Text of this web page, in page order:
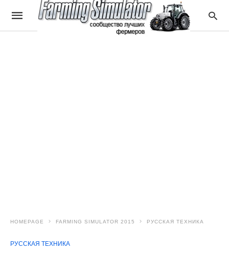
HOMEPAGE FARMING SIMULATOR 2015 РУССКАЯ ТЕХНИКА
РУССКАЯ ТЕХНИКА